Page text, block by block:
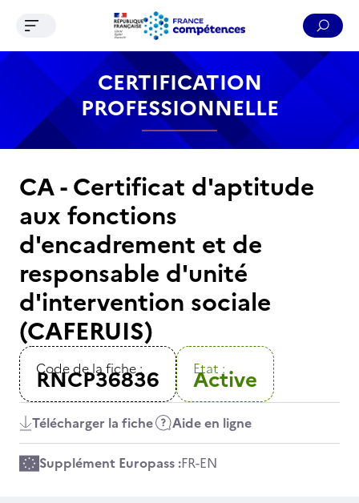
Contenu Recherche Menu Pied de page
Ouvrir le menu de navigation
CERTIFICATION
PROFESSIONNELLE
CA - Certificat d'aptitude
aux fonctions
d'encadrement et de
responsable d'unité
d'intervention sociale
(CAFERUIS)
Code de la fiche :
RNCP36836 Etat :
Active
Télécharger la fiche Aide en ligne
Supplément Europass :FR-EN